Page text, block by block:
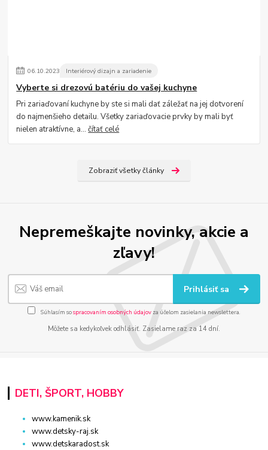
06.10.2023 Interiérový dizajn a zariadenie
Vyberte si drezovú batériu do vašej kuchyne
Pri zariaďovaní kuchyne by ste si mali dať záležať na jej dotvorení
do najmenšieho detailu. Všetky zariaďovacie prvky by mali byť
nielen atraktívne, a...čítať celé
Zobraziť všetky články
Nepremeškajte novinky, akcie a
zľavy!
Prihlásiť sa
Súhlasím sospracovaním osobných údajov za účelom zasielania newslettera.
Môžete sa kedykoľvek odhlásiť. Zasielame raz za 14 dní.
DETI, ŠPORT, HOBBY
www.kamenik.sk
www.detsky-raj.sk
www.detskaradost.sk